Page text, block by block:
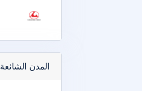
المدن الشائعة